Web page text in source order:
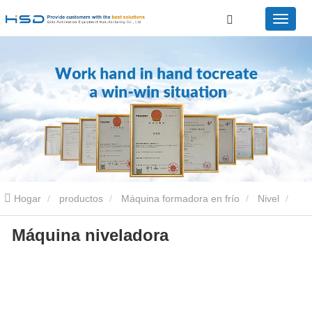
Hogar productos Máquina formadora en frío Nivel
Nivel
Máquina niveladora